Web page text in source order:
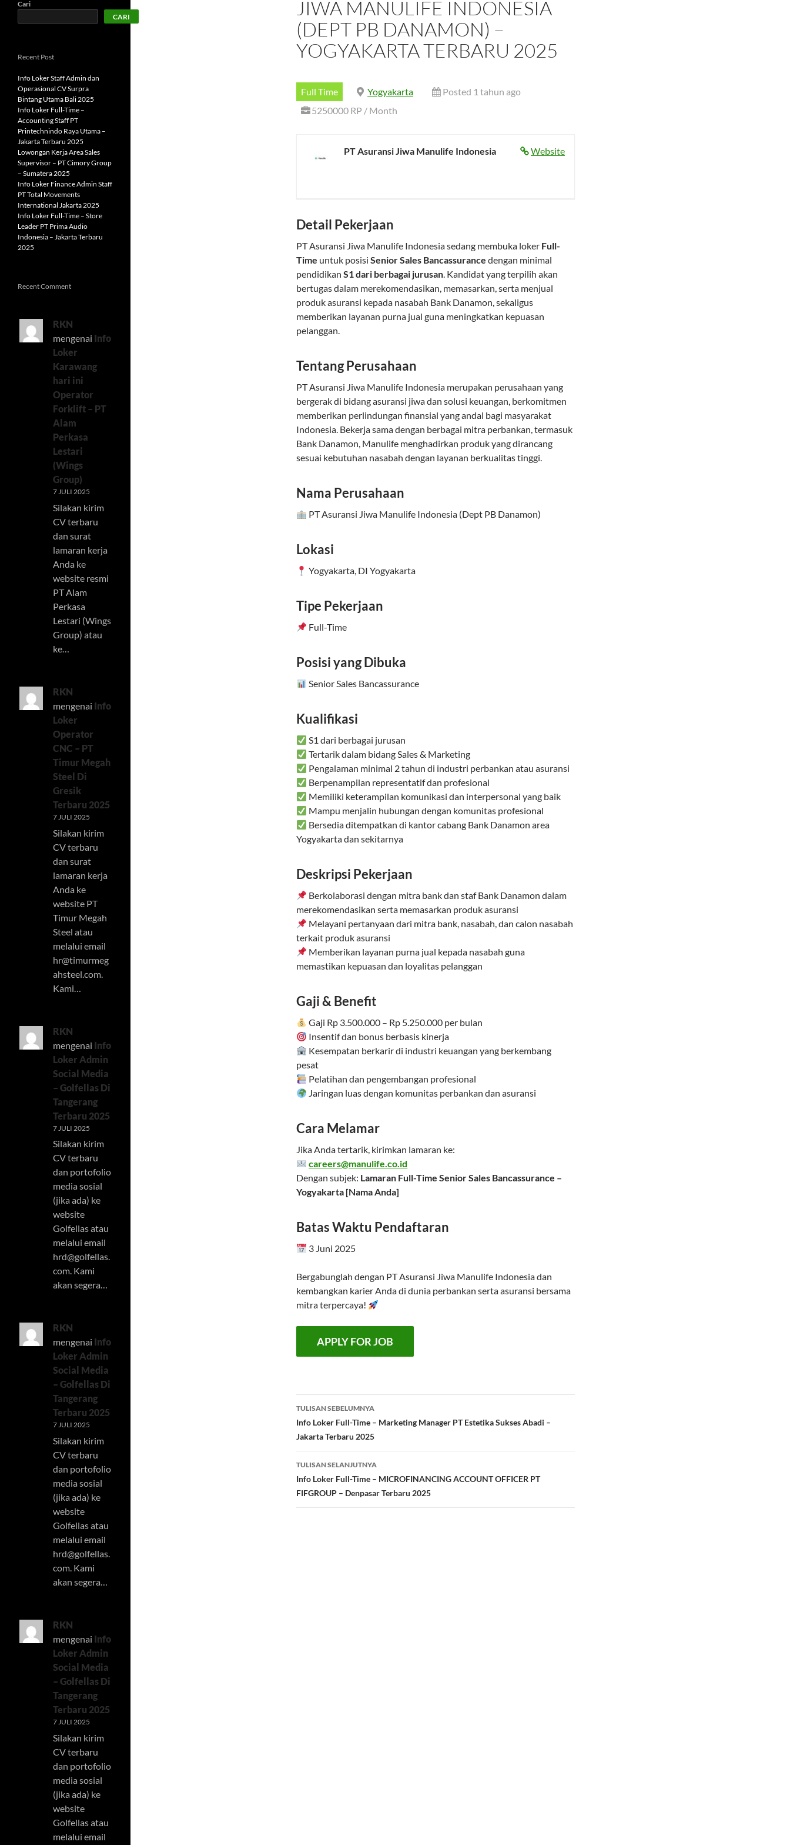
JIWA MANULIFE INDONESIA
(DEPT PB DANAMON) –
YOGYAKARTA TERBARU 2025
Full Time Yogyakarta
Posted 1 tahun ago
5250000 RP / Month
Website
PT Asuransi Jiwa Manulife Indonesia
Detail Pekerjaan
PT Asuransi Jiwa Manulife Indonesia sedang membuka loker Full-
Time untuk posisi Senior Sales Bancassurance dengan minimal
pendidikan S1 dari berbagai jurusan. Kandidat yang terpilih akan
bertugas dalam merekomendasikan, memasarkan, serta menjual
produk asuransi kepada nasabah Bank Danamon, sekaligus
memberikan layanan purna jual guna meningkatkan kepuasan
pelanggan.
Tentang Perusahaan
PT Asuransi Jiwa Manulife Indonesia merupakan perusahaan yang
bergerak di bidang asuransi jiwa dan solusi keuangan, berkomitmen
memberikan perlindungan finansial yang andal bagi masyarakat
Indonesia. Bekerja sama dengan berbagai mitra perbankan, termasuk
Bank Danamon, Manulife menghadirkan produk yang dirancang
sesuai kebutuhan nasabah dengan layanan berkualitas tinggi.
Nama Perusahaan
PT Asuransi Jiwa Manulife Indonesia (Dept PB Danamon)
Lokasi
Yogyakarta, DI Yogyakarta
Tipe Pekerjaan
Full-Time
Posisi yang Dibuka
Senior Sales Bancassurance
Kualifikasi
S1 dari berbagai jurusan
Tertarik dalam bidang Sales & Marketing
Pengalaman minimal 2 tahun di industri perbankan atau asuransi
Berpenampilan representatif dan profesional
Memiliki keterampilan komunikasi dan interpersonal yang baik
Mampu menjalin hubungan dengan komunitas profesional
Bersedia ditempatkan di kantor cabang Bank Danamon area
Yogyakarta dan sekitarnya
Deskripsi Pekerjaan
Berkolaborasi dengan mitra bank dan staf Bank Danamon dalam
merekomendasikan serta memasarkan produk asuransi
Melayani pertanyaan dari mitra bank, nasabah, dan calon nasabah
terkait produk asuransi
Memberikan layanan purna jual kepada nasabah guna
memastikan kepuasan dan loyalitas pelanggan
Gaji & Benefit
Gaji Rp 3.500.000 – Rp 5.250.000 per bulan
Insentif dan bonus berbasis kinerja
Kesempatan berkarir di industri keuangan yang berkembang
pesat
Pelatihan dan pengembangan profesional
Jaringan luas dengan komunitas perbankan dan asuransi
Cara Melamar
Jika Anda tertarik, kirimkan lamaran ke:
careers@manulife.co.id
Dengan subjek: Lamaran Full-Time Senior Sales Bancassurance –
Yogyakarta [Nama Anda]
Batas Waktu Pendaftaran
3 Juni 2025
Bergabunglah dengan PT Asuransi Jiwa Manulife Indonesia dan
kembangkan karier Anda di dunia perbankan serta asuransi bersama
mitra terpercaya!
Navigasi
Tulisan
TULISAN SEBELUMNYA
Info Loker Full-Time – Marketing Manager PT Estetika Sukses Abadi –
Jakarta Terbaru 2025
TULISAN SELANJUTNYA
Info Loker Full-Time – MICROFINANCING ACCOUNT OFFICER PT
FIFGROUP – Denpasar Terbaru 2025
Cari
CARI
Recent Post
Info Loker Staff Admin dan
Operasional CV Surpra
Bintang Utama Bali 2025
Info Loker Full-Time –
Accounting Staff PT
Printechnindo Raya Utama –
Jakarta Terbaru 2025
Lowongan Kerja Area Sales
Supervisor – PT Cimory Group
– Sumatera 2025
Info Loker Finance Admin Staff
PT Total Movements
International Jakarta 2025
Info Loker Full-Time – Store
Leader PT Prima Audio
Indonesia – Jakarta Terbaru
2025
Recent Comment
RKN
mengenai Info
Loker
Karawang
hari ini
Operator
Forklift – PT
Alam
Perkasa
Lestari
(Wings
Group)
7 JULI 2025
Silakan kirim
CV terbaru
dan surat
lamaran kerja
Anda ke
website resmi
PT Alam
Perkasa
Lestari (Wings
Group) atau
ke…
RKN
mengenai Info
Loker
Operator
CNC – PT
Timur Megah
Steel Di
Gresik
Terbaru 2025
7 JULI 2025
Silakan kirim
CV terbaru
dan surat
lamaran kerja
Anda ke
website PT
Timur Megah
Steel atau
melalui email
hr@timurmeg
ahsteel.com
Kami…
RKN
mengenai Info
Loker Admin
Social Media
– Golfellas Di
Tangerang
Terbaru 2025
7 JULI 2025
Silakan kirim
CV terbaru
dan portofolio
media sosial
(jika ada) ke
website
Golfellas atau
melalui email
hrd@golfellas.
com. Kami
akan segera…
RKN
mengenai Info
Loker Admin
Social Media
– Golfellas Di
Tangerang
Terbaru 2025
7 JULI 2025
Silakan kirim
CV terbaru
dan portofolio
media sosial
(jika ada) ke
website
Golfellas atau
melalui email
hrd@golfellas.
com. Kami
akan segera…
RKN
mengenai Info
Loker Admin
Social Media
– Golfellas Di
Tangerang
Terbaru 2025
7 JULI 2025
Silakan kirim
CV terbaru
dan portofolio
media sosial
(jika ada) ke
website
Golfellas atau
melalui email